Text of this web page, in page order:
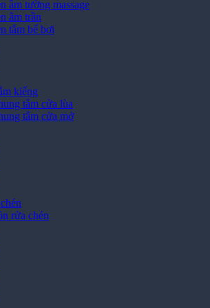
âm tường massage
âm trần
tắm bể bơi
kiếng
tắm cửa lùa
tắm cửa mở
rửa chén